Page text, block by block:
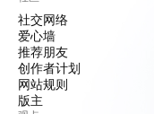
社交网络
爱心墙
推荐朋友
创作者计划
网站规则
版主